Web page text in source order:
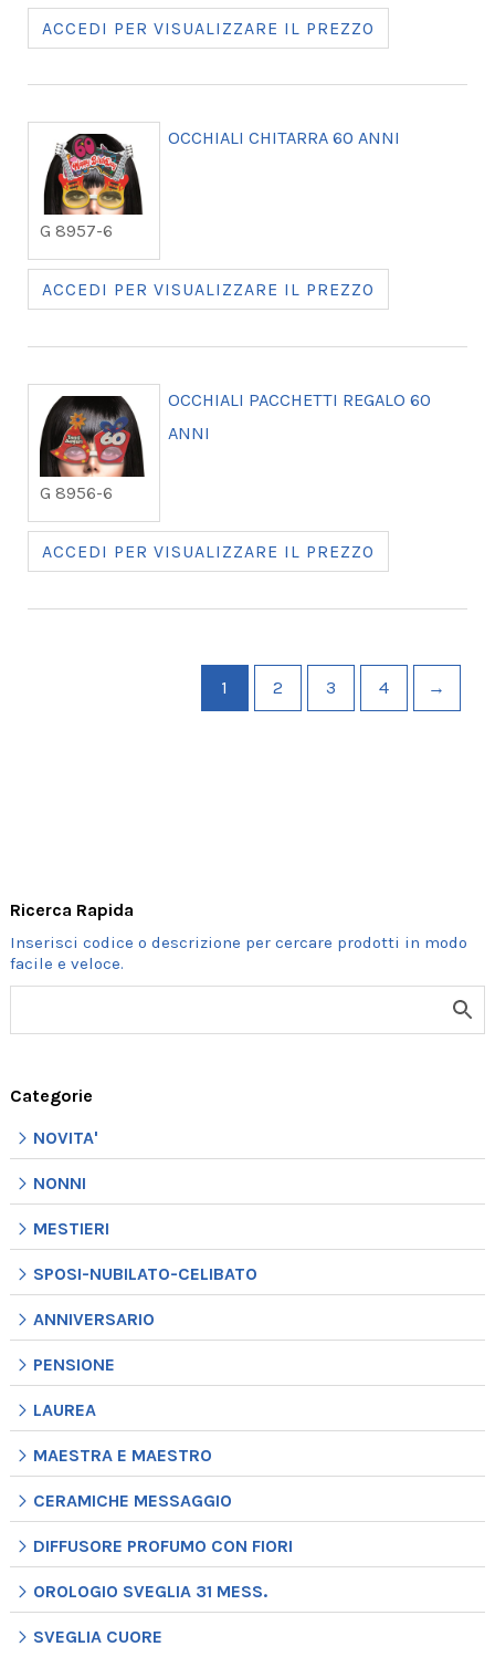
Ricerca Rapida
Categorie
NOVITA'
NONNI
MESTIERI
SPOSI-NUBILATO-CELIBATO
ANNIVERSARIO
PENSIONE
LAUREA
MAESTRA E MAESTRO
CERAMICHE MESSAGGIO
DIFFUSORE PROFUMO CON FIORI
OROLOGIO SVEGLIA 31 MESS.
SVEGLIA CUORE
ACCEDI PER VISUALIZZARE IL PREZZO
G 8957-6
OCCHIALI CHITARRA 60 ANNI
ACCEDI PER VISUALIZZARE IL PREZZO
G 8956-6
OCCHIALI PACCHETTI REGALO 60
ANNI
ACCEDI PER VISUALIZZARE IL PREZZO
1 2 3 4 →